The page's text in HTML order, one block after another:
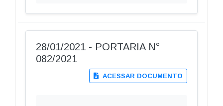
28/01/2021 - PORTARIA N°
082/2021
ACESSAR DOCUMENTO